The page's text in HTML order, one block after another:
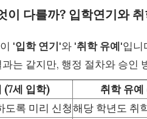
이 다를까? 입학연기와
'입학 연기'와 '취학 유예'입니
는 같지만, 행정 절차와 승인
(7세 입학)
취학 유
도록 미리 신청해당 학년도 취